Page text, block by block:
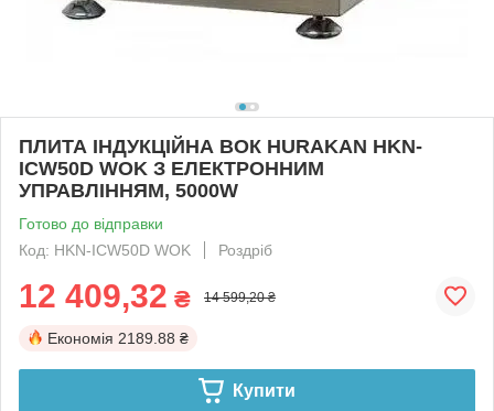
ПЛИТА ІНДУКЦІЙНА ВОК HURAKAN HKN-
ICW50D WOK З ЕЛЕКТРОННИМ
УПРАВЛІННЯМ, 5000W
Готово до відправки
Код: HKN-ICW50D WOK
Роздріб
12 409,32 ₴ 14 599,20 ₴
Економія 2189.88 ₴
Купити